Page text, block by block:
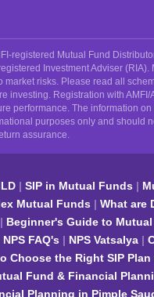
registered Mutual Fund
Investment Adviser (RIA).
market risks. Please read all
investing. Registration with AMFI/
performance. The information
purposes only and should
assurance.
SIP in Mutual Funds
Mutual Funds
What are
Beginner's Guide to
NPS FAQ's NPS Vatsalya
Choose the Right SIP Plan
Fund & Financial
Planning in Pimple